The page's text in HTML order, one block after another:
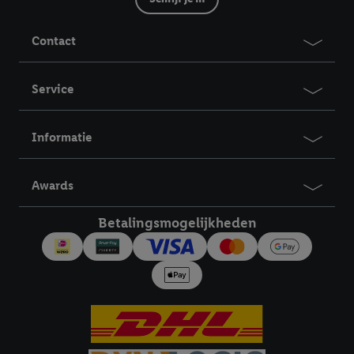
Contact
Service
Informatie
Awards
Betalingsmogelijkheden
jouw toestemming op elk gewenst moment in te trekken, vind je
in onzeprivacyverklaring
Je vindt de impressum voor de Lidl